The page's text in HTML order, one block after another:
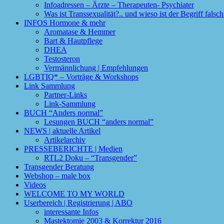
Infoadressen – Ärzte – Therapeuten- Psychiater
Was ist Transsexualität?.. und wieso ist der Begriff
INFOS Hormone & mehr
Aromatase & Hemmer
Bart & Hautpflege
DHEA
Testosteron
Vermännlichung | Empfehlungen
LGBTIQ* – Vorträge & Workshops
Link Sammlung
Partner-Links
Link-Sammlung
BUCH “Anders normal”
Lesungen BUCH “anders normal”
NEWS | aktuelle Artikel
Artikelarchiv
PRESSEBERICHTE | Medien
RTL2 Doku – “Transgender”
Transgender Beratung
Webshop – male box
Videos
WELCOME TO MY WORLD
Userbereich | Registrierung | ABO
interessante Infos
Mastektomie 2003 & Korrektur 2016